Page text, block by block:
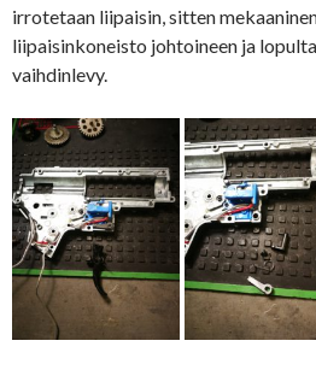
irrotetaan liipaisin, sitten
liipaisinkoneisto johtoineen ja
vaihdinlevy.